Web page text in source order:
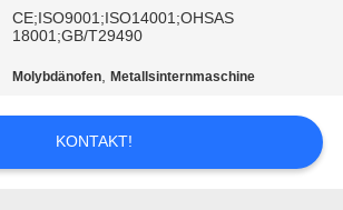
CE;ISO9001;ISO14001;OHSAS
18001;GB/T29490
Molybdänofen,Metallsinternmaschine
KONTAKT!